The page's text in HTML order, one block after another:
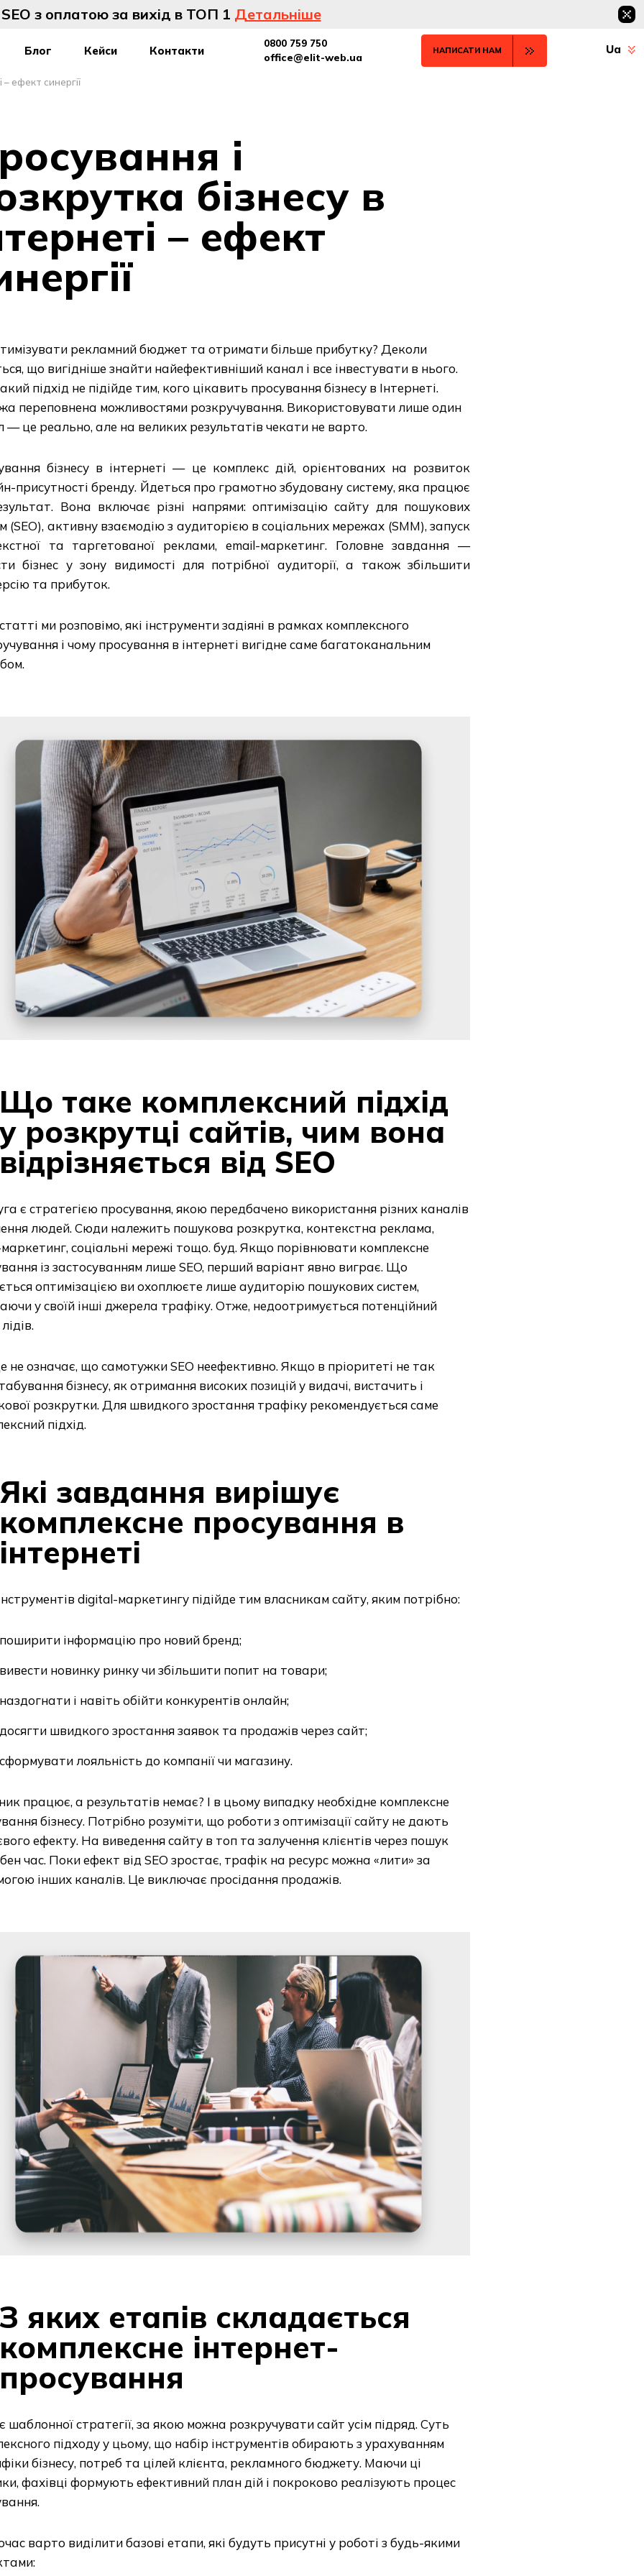
SEO з оплатою за вихід в ТОП 1 Детальніше
Блог Кейси Контакти
0800 759 750
office@elit-web.ua
НАПИСАТИ НАМ Ua
– ефект синергії
і
бізнесу в
– ефект
рекламний бюджет та отримати більше прибутку? Деколи
що вигідніше знайти найефективніший канал і все інвестувати в нього.
підхід не підійде тим, кого цікавить просування бізнесу в Інтернеті.
переповнена можливостями розкручування. Використовувати лише один
— це реально, але на великих результатів чекати не варто.
бізнесу в інтернеті — це комплекс дій, орієнтованих на розвиток
присутності бренду. Йдеться про грамотно збудовану систему, яка працює
Вона включає різні напрями: оптимізацію сайту для пошукових
(SEO), активну взаємодію з аудиторією в соціальних мережах (SMM), запуск
та таргетованої реклами, email-маркетинг. Головне завдання —
бізнес у зону видимості для потрібної аудиторії, а також збільшити
та прибуток.
ми розповімо, які інструменти задіяні в рамках комплексного
і чому просування в інтернеті вигідне саме багатоканальним
Що таке комплексний підхід
у розкрутці сайтів, чим вона
відрізняється від SEO
є стратегією просування, якою передбачено використання різних каналів
людей. Сюди належить пошукова розкрутка, контекстна реклама,
соціальні мережі тощо. буд. Якщо порівнювати комплексне
із застосуванням лише SEO, перший варіант явно виграє. Що
оптимізацією ви охоплюєте лише аудиторію пошукових систем,
у своїй інші джерела трафіку. Отже, недоотримується потенційний
не означає, що самотужки SEO неефективно. Якщо в пріоритеті не так
бізнесу, як отримання високих позицій у видачі, вистачить і
розкрутки. Для швидкого зростання трафіку рекомендується саме
підхід.
Які завдання вирішує
комплексне просування в
інтернеті
digital-маркетингу підійде тим власникам сайту, яким потрібно:
поширити інформацію про новий бренд;
вивести новинку ринку чи збільшити попит на товари;
наздогнати і навіть обійти конкурентів онлайн;
досягти швидкого зростання заявок та продажів через сайт;
сформувати лояльність до компанії чи магазину.
працює, а результатів немає? І в цьому випадку необхідне комплексне
бізнесу. Потрібно розуміти, що роботи з оптимізації сайту не дають
ефекту. На виведення сайту в топ та залучення клієнтів через пошук
час. Поки ефект від SEO зростає, трафік на ресурс можна «лити» за
інших каналів. Це виключає просідання продажів.
З яких етапів складається
комплексне інтернет-
просування
шаблонної стратегії, за якою можна розкручувати сайт усім підряд. Суть
підходу у цьому, що набір інструментів обирають з урахуванням
бізнесу, потреб та цілей клієнта, рекламного бюджету. Маючи ці
фахівці формують ефективний план дій і покроково реалізують процес
варто виділити базові етапи, які будуть присутні у роботі з будь-якими